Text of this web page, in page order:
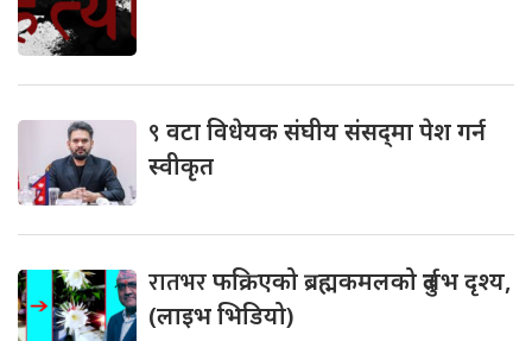
९ वटा विधेयक संघीय संसद्‌मा पेश गर्न
स्वीकृत
रातभरफक्रिएको ब्रह्मकमलको दुर्लभ दृश्य,
(लाइभ भिडियो)